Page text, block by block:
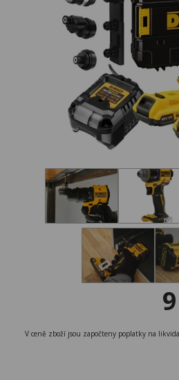
V ceně zboží jsou započteny poplatky na